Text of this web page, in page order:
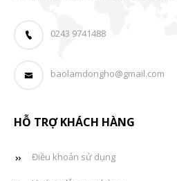
0243 9741488
baolamdongho@gmail.com
HỖ TRỢ KHÁCH HÀNG
Điều khoản sử dụng